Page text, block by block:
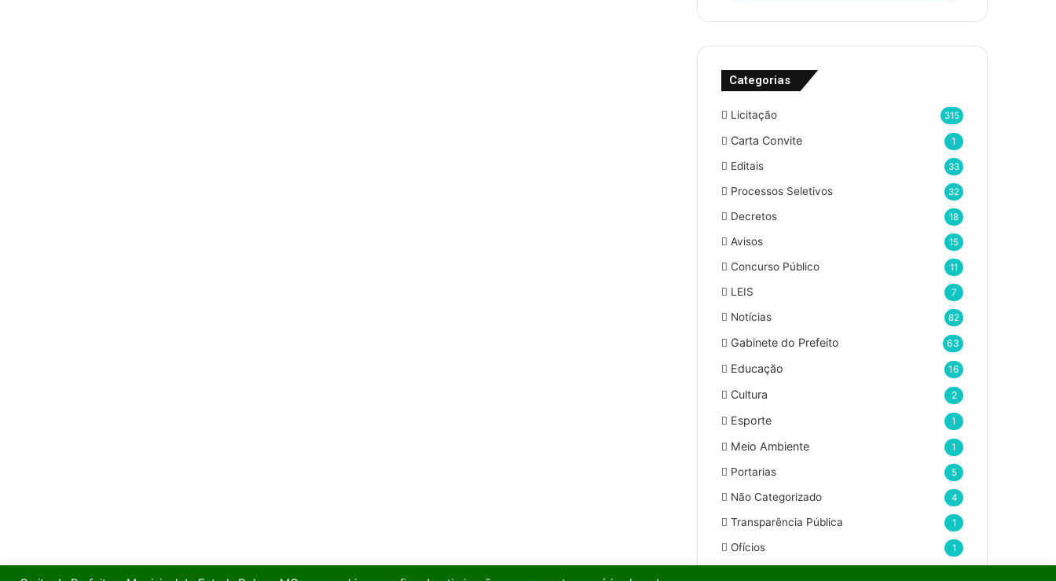
s
n
e
r
ç
o
e
e
a
i
Categorias
Licitação 315
Carta Convite 1
Editais 33
Processos Seletivos 32
Decretos 18
Avisos 15
Concurso Público 11
LEIS 7
Notícias 82
Gabinete do Prefeito 63
Educação 16
Cultura 2
Esporte 1
Meio Ambiente 1
Portarias 5
Não Categorizado 4
Transparência Pública 1
Ofícios 1